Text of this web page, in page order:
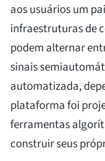
aos usuários um
infraestruturas de
podem alternar
sinais
automatizada,
plataforma foi
ferramentas
construir seus